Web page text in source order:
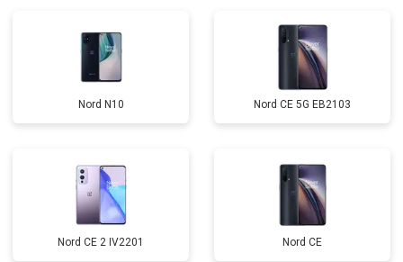
Nord N10 Nord CE 5G EB2103
Nord CE 2 IV2201 Nord CE